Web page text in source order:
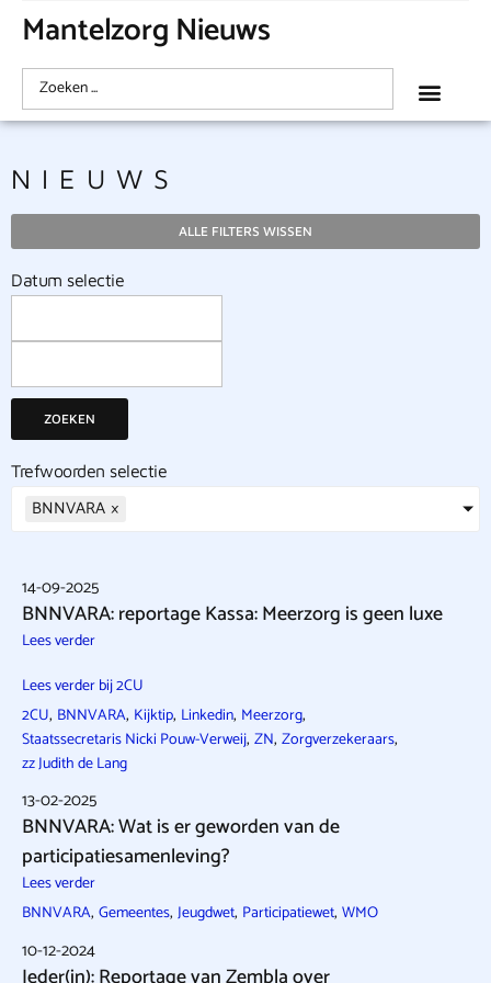
Mantelzorg Nieuws
NIEUWS
ALLE FILTERS WISSEN
Datum selectie
ZOEKEN
Trefwoorden selectie
BNNVARA ×
14-09-2025
BNNVARA: reportage Kassa: Meerzorg is geen luxe
Lees verder
Lees verder bij 2CU
2CU, BNNVARA, Kijktip, Linkedin, Meerzorg,
Staatssecretaris Nicki Pouw-Verweij, ZN, Zorgverzekeraars,
zz Judith de Lang
13-02-2025
BNNVARA: Wat is er geworden van de
participatiesamenleving?
Lees verder
BNNVARA, Gemeentes, Jeugdwet, Participatiewet, WMO
10-12-2024